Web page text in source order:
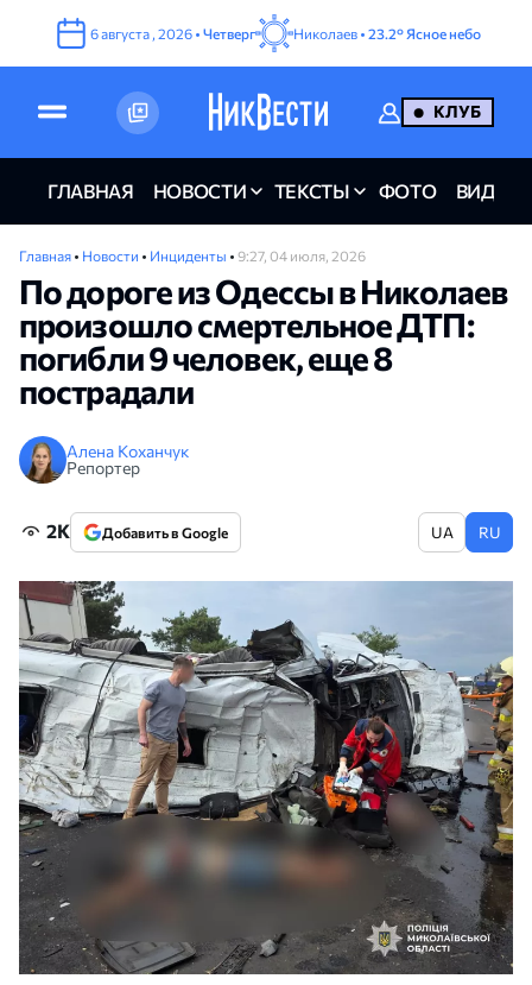
6августа , 2026 • Четверг Николаев • 23.2° Ясное небо
КЛУБ
ГЛАВНАЯ НОВОСТИ ТЕКСТЫ ФОТО ВИДЕО
Главная • Новости • Инциденты • 9:27, 04 июля, 2026
По дороге из Одессы в Николаев
произошло смертельное ДТП:
погибли 9 человек, еще 8
пострадали
Алена Коханчук
Репортер
2K Добавить в Google UA RU